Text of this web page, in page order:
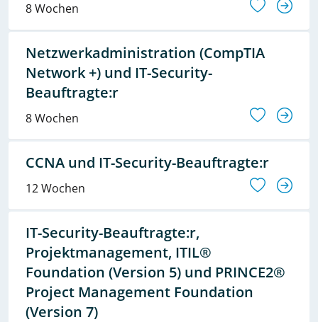
8 Wochen
Netzwerkadministration (CompTIA
Network +) und IT-Security-
Beauftragte:r
8 Wochen
CCNA und IT-Security-Beauftragte:r
12 Wochen
IT-Security-Beauftragte:r,
Projektmanagement, ITIL®
Foundation (Version 5) und PRINCE2®
Project Management Foundation
(Version 7)